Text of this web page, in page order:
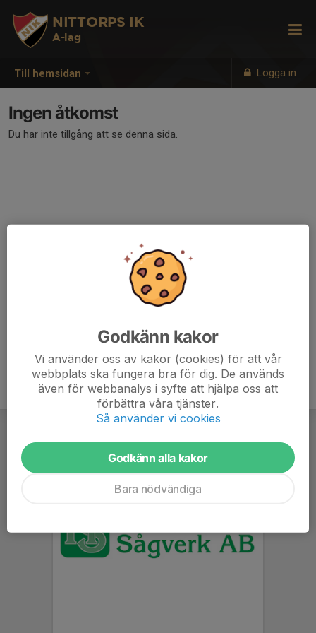
Till hemsidan Logga in
NITTORPS IK
A-lag
Ingen åtkomst
Du har inte tillgång att se denna sida.
Godkänn kakor
Vi använder oss av kakor (cookies) för att vår
webbplats ska fungera bra för dig. De används
även för webbanalys i syfte att hjälpa oss att
förbättra våra tjänster.
Så använder vi cookies
Godkänn alla kakor
Bara nödvändiga